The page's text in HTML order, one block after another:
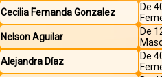
Cecilia Fernanda Gonzalez
De
Nelson Aguilar
De
Alejandra Díaz
De